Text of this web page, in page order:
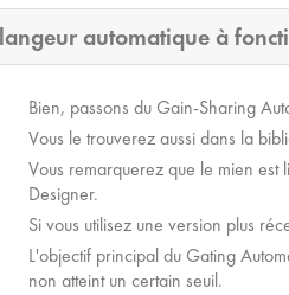
automatique à
Bien, passons du Gain-Sharing
Vous le trouverez aussi dans la
Vous remarquerez que le mien
Designer.
Si vous utilisez une version plus
L'objectif principal du Gating
non atteint un certain seuil.